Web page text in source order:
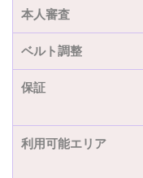
本人審査
ベルト調整
保証
利用可能エリア